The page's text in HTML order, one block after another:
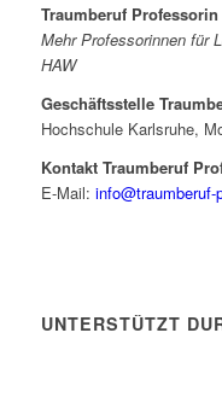
Traumberuf
Mehr Professorinnen für
HAW
Geschäftsstelle
Hochschule Karlsruhe,
Kontakt Traumberuf
E-Mail:
UNTERSTÜTZT